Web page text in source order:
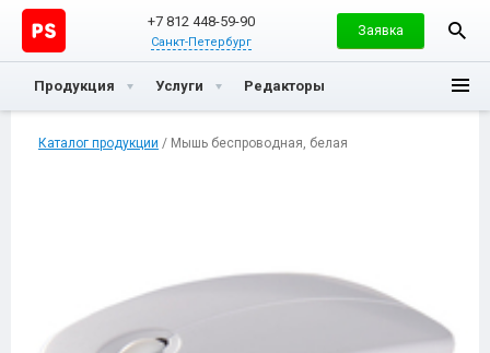
+7 812 448-59-90
Санкт-Петербург
Заявка
Продукция Услуги Редакторы
Каталог продукции / Мышь беспроводная, белая